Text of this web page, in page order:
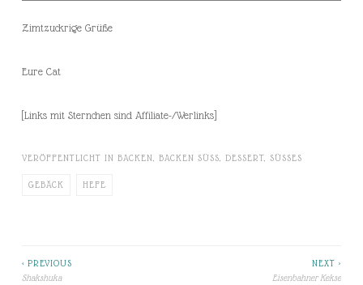
Zimtzuckrige Grüße
Eure Cat
[Links mit Sternchen sind Affiliate-/Werlinks]
VERÖFFENTLICHT IN BACKEN BACKEN SÜSS DESSERT SÜSSES
GEBÄCK HEFE
Beitragsnavigation
< PREVIOUS
Shakshuka
NEXT >
Eisenbahner Kekse